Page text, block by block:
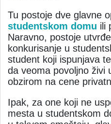
Tu postoje dve glavne
studentskom domu ili
Naravno, postoje
konkurisanje u
student koji ispunjava
da veoma povoljno živi
obzirom na cene
Ipak, za one koji ne
mesta u studentskom